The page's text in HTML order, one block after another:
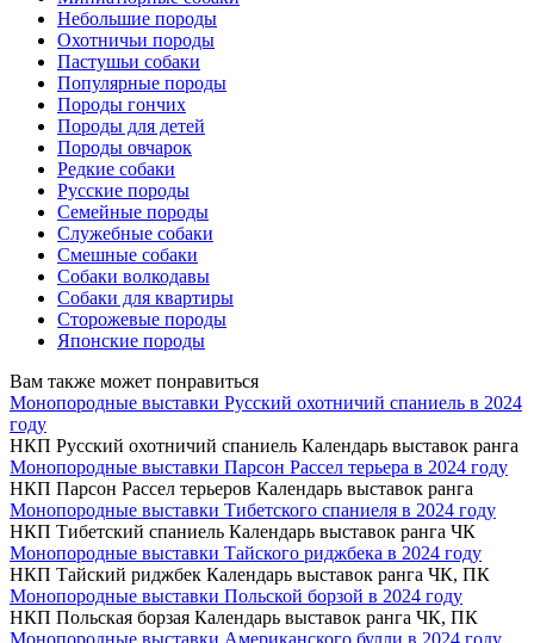
Небольшие породы
Охотничьи породы
Пастушьи собаки
Популярные породы
Породы гончих
Породы для детей
Породы овчарок
Редкие собаки
Русские породы
Семейные породы
Служебные собаки
Смешные собаки
Собаки волкодавы
Собаки для квартиры
Сторожевые породы
Японские породы
Вам также может понравиться
Монопородные выставки Русский охотничий спаниель в 2024
году
НКП Русский охотничий спаниель Календарь выставок ранга
Монопородные выставки Парсон Рассел терьера в 2024 году
НКП Парсон Рассел терьеров Календарь выставок ранга
Монопородные выставки Тибетского спаниеля в 2024 году
НКП Тибетский спаниель Календарь выставок ранга ЧК
Монопородные выставки Тайского риджбека в 2024 году
НКП Тайский риджбек Календарь выставок ранга ЧК, ПК
Монопородные выставки Польской борзой в 2024 году
НКП Польская борзая Календарь выставок ранга ЧК, ПК
Монопородные выставки Американского булли в 2024 году